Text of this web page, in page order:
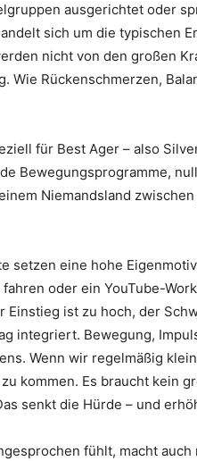
ausgerichtet oder
sich um die typischen
nicht von den großen
Wie Rückenschmerzen,
für Best Ager – also
Bewegungsprogramme,
Niemandsland
setzen eine hohe
oder ein YouTube-
ist zu hoch, der
integriert. Bewegung,
Wenn wir regelmäßig
kommen. Es braucht kein
senkt die Hürde – und
fühlt, macht auch